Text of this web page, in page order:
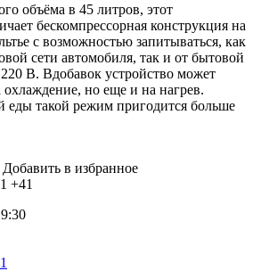
объёма в 45 литров, этот
бескомпрессорная конструкция на
с возможностью запитываться, как
сети автомобиля, так и от бытовой
В. Вдобавок устройство может
охлаждение, но еще и на нагрев.
еды такой режим пригодится больше
Добавить в избранное
+41